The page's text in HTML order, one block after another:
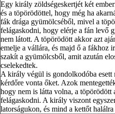
Egy király zöldségeskertjét két
és a töpörödöttel, hogy még ha
fák drága gyümölcséből, mivel a
felágaskodni, hogy elérje a fán levő
nem látott. A töpörödött akkor azt
emelje a vállára, és majd ő a fákhoz
szakít a gyümölcsből, amit azután
cselekedtek.
A király végül is gondolkodóba esett
kérdőre vonta őket. Azok
hogy nem is látta volna, a töpörödött
felágaskodni. A király viszont
latorságukon, és mind a kettőt halálra